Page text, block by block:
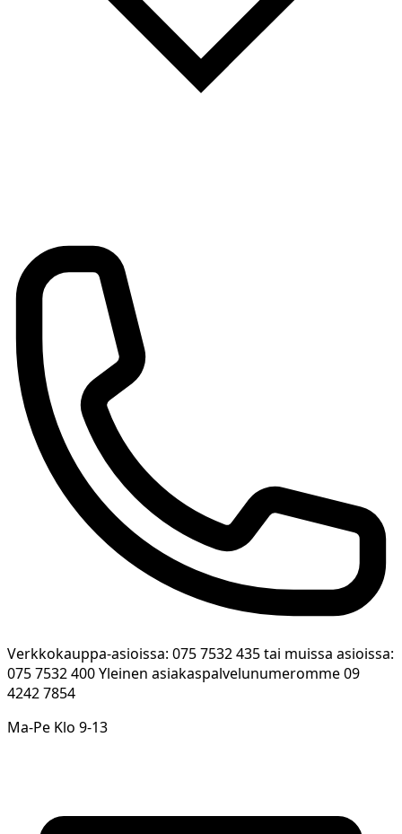
Verkkokauppa-asioissa: 075 7532 435 tai muissa asioissa:
075 7532 400 Yleinen asiakaspalvelunumeromme 09
4242 7854
Ma-Pe Klo 9-13